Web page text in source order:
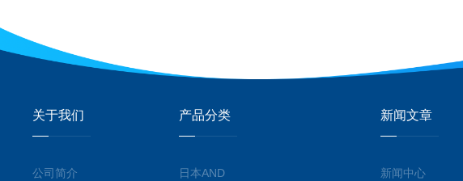
关于我们
公司简介
产品分类
日本AND
新闻文章
新闻中心